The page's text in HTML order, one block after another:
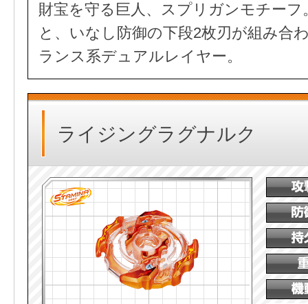
財宝を守る巨人、スプリガンモチーフ
と、いなし防御の下段2枚刃が組み合
ランス系デュアルレイヤー。
ライジングラグナルク